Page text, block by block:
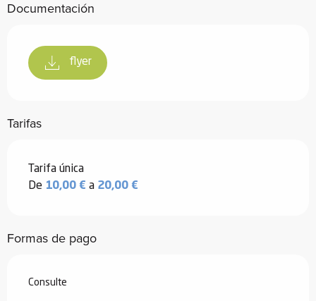
Documentación
flyer
Tarifas
Tarifas 2026
Tarifa única
De 10,00 € a 20,00 €
Formas de pago
Consulte